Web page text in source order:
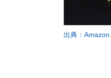
出典：